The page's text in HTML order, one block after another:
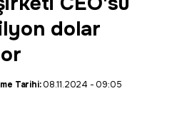
dolar
Tarihi:08.11.2024 - 09:05